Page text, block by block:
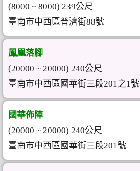
(8000 ~ 8000) 239公尺
臺南市中西區普濟街88號
鳳凰落腳
(20000 ~ 20000) 240公尺
臺南市中西區國華街三段201之1號
國華佈陣
(20000 ~ 20000) 240公尺
臺南市中西區國華街三段201號